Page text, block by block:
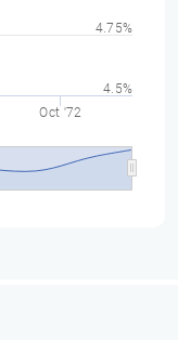
Oct '72
4.5%
4.75%